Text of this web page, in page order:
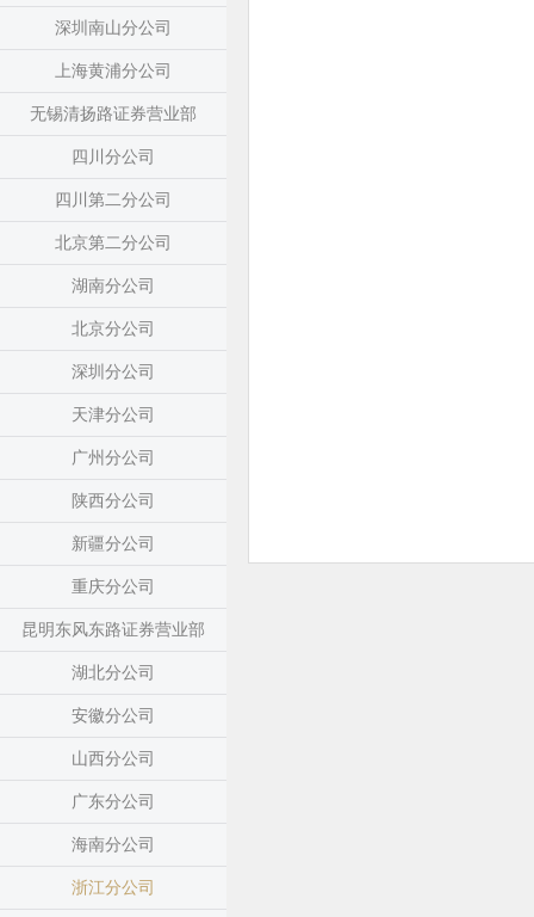
深圳南山分公司
上海黄浦分公司
无锡清扬路证券营业部
四川分公司
四川第二分公司
北京第二分公司
湖南分公司
北京分公司
深圳分公司
天津分公司
广州分公司
陕西分公司
新疆分公司
重庆分公司
昆明东风东路证券营业部
湖北分公司
安徽分公司
山西分公司
广东分公司
海南分公司
浙江分公司